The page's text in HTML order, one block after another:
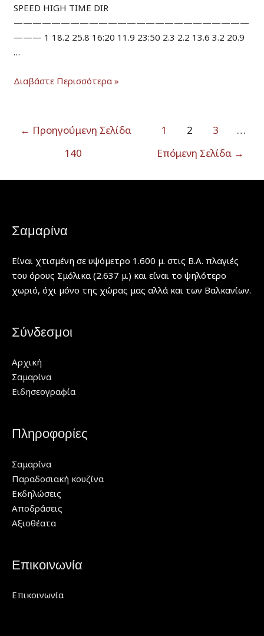
SPEED HIGH TIME DIR
—————————————————————————
——— 1 18.2 25.8 16:20 11.9 23:50 2.3 2.2 13.6 3.2 20.9
…
Η
ήμερα
στην
28,10
Κελσίου
στις
13.30
Διαβάστε Περισσότερα »
Πλοήγηση
← Προηγούμενη Σελίδα 1 2 3
…
140
Επόμενη Σελίδα →
Σαμαρίνα
Είναι χτισμένη σε υψόμετρο 1.600 μ. στις Β.Α. πλαγιές
του όρους Σμόλικα (2.637 μ.) και είναι το ψηλότερο
χωριό, όχι μόνο της χώρας μας αλλά και των Βαλκανίων.
Σύνδεσμοι
Αρχική
Σαμαρίνα
Ειδησεογραφία
Πληροφορίες
Σαμαρίνα
Παραδοσιακή κουζίνα
Εκδηλώσεις
Αποδράσεις
Αξιοθέατα
Επικοινωνία
Επικοινωνία